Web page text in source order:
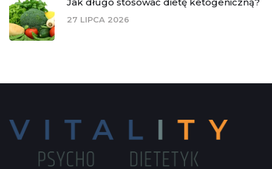
27 LIPCA 2026